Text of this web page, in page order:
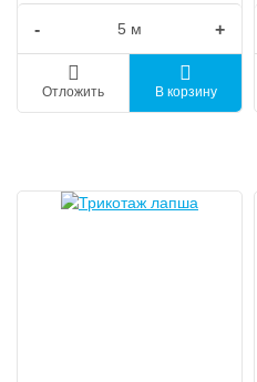
- +
Отложить В корзину